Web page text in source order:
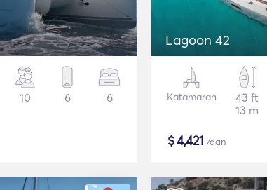
10 6 6
Lagoon 42
Katamaran
43 ft
13 m
$4,421 /dan